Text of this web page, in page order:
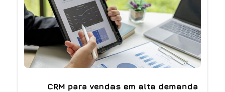
CRM para vendas em alta demanda